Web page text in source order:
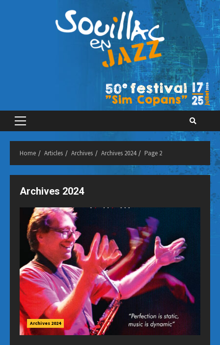
Primary
Home Articles Archives Archives 2024 Page 2
Archives 2024
Archives 2024